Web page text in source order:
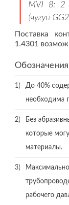
MVI 8: 2
(чугун
Поставка
1.4301
Обозначения
1)
До 40%
необходима
2)
Без
которые
материалы.
3)
рабочего